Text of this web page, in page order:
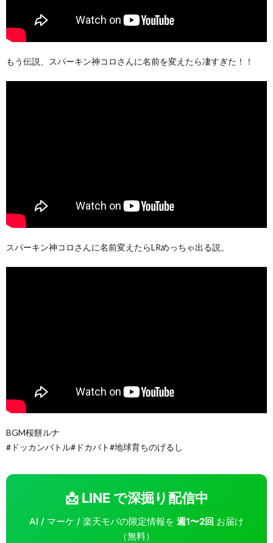
もう伝説、スパーキン神コロさんに名前を変えたら凄すぎた！！
スパーキン神コロさんに名前変えたらLRめっちゃ出る説。
BGM桜餅ルナ
#ドッカンバトル#ドカバト#地球育ちのげるし
📩 LINE で深掘り配信中
AI / マーケ / 楽天モバの限定情報を 週1〜2回 お届け
（無料）